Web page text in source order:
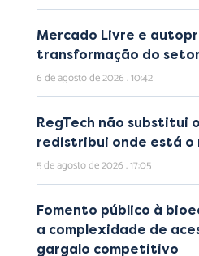
Mercado Livre e
transformação do
6 de agosto de 2026 10:42
RegTech não substitui
redistribui onde está o
5 de agosto de 2026 17:05
Fomento público à
a complexidade de
gargalo competitivo